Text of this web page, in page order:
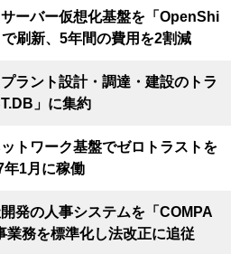
ーバー仮想化基盤を「OpenShi
刷新、5年間の費用を2割減
ラント設計・調達・建設のトラ
」に集約
トワーク基盤でゼロトラストを
年1月に稼働
発の人事システムを「COMPA
業務を標準化し法改正に追従